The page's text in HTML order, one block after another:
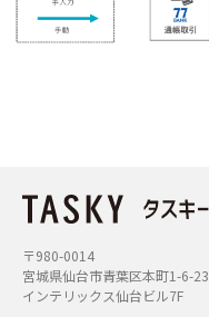
〒980-0014
宮城県仙台市青葉区本町1-6-23
インテリックス仙台ビル7F